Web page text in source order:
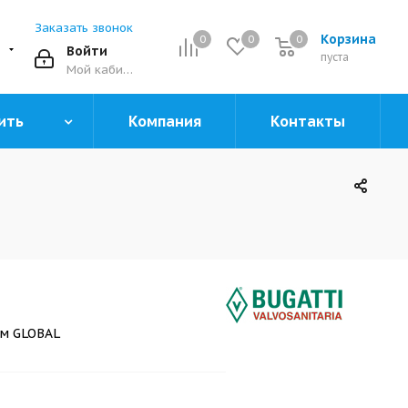
0 0 Корзина
0
пуста
0
Заказать звонок
Войти
Мой кабинет
Компания Контакты
GLOBAL